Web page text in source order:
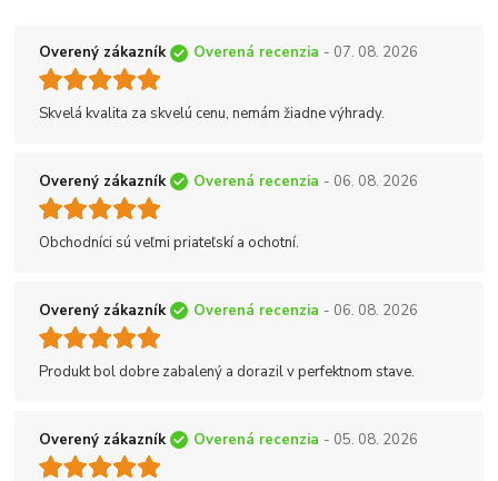
Overený zákazník Overená recenzia - 07. 08. 2026
Skvelá kvalita za skvelú cenu, nemám žiadne výhrady.
Overený zákazník Overená recenzia - 06. 08. 2026
Obchodníci sú veľmi priateľskí a ochotní.
Overený zákazník Overená recenzia - 06. 08. 2026
Produkt bol dobre zabalený a dorazil v perfektnom stave.
Overený zákazník Overená recenzia - 05. 08. 2026